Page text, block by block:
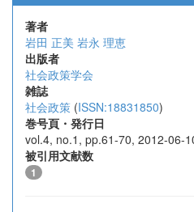
著者
岩田 正美 岩永 理恵
出版者
社会政策学会
雑誌
社会政策 (ISSN:18831850)
巻号頁・発行日
vol.4, no.1, pp.61-70, 2012-06-
被引用文献数
1